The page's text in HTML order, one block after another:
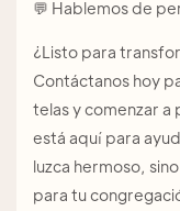
💬 Hablemos de
¿Listo para
Contáctanos hoy
telas y comenzar a
está aquí para
luzca hermoso,
para tu